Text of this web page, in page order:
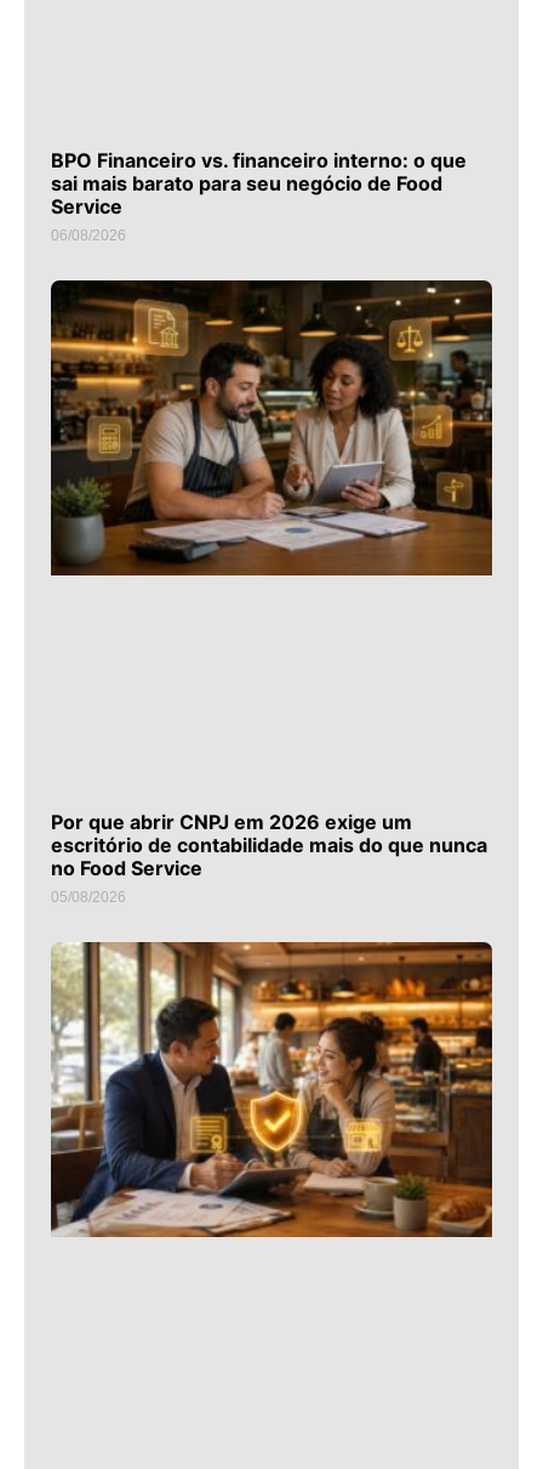
BPO Financeiro vs. financeiro interno: o que
sai mais barato para seu negócio de Food
Service
06/08/2026
Por que abrir CNPJ em 2026 exige um
escritório de contabilidade mais do que nunca
no Food Service
05/08/2026